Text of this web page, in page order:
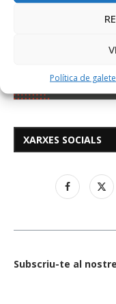
Política de
XARXES SOCIALS
Subscriu-te al